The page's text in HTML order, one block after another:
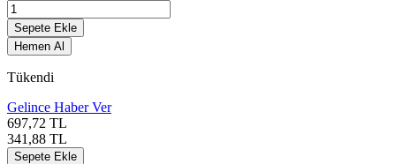
Sepete Ekle
Hemen Al
Tükendi
Gelince Haber Ver
697,72 TL
341,88 TL
Sepete Ekle